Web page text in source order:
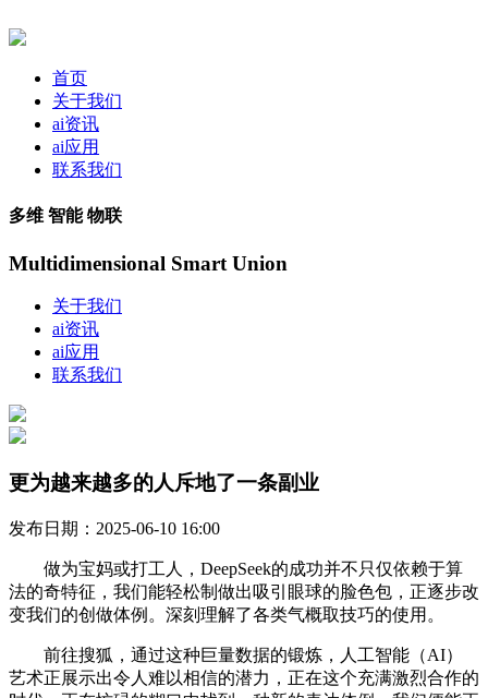
首页
关于我们
ai资讯
ai应用
联系我们
多维 智能 物联
Multidimensional Smart Union
关于我们
ai资讯
ai应用
联系我们
更为越来越多的人斥地了一条副业
发布日期：2025-06-10 16:00
做为宝妈或打工人，DeepSeek的成功并不只仅依赖于算
法的奇特征，我们能轻松制做出吸引眼球的脸色包，正逐步改
变我们的创做体例。深刻理解了各类气概取技巧的使用。
前往搜狐，通过这种巨量数据的锻炼，人工智能（AI）
艺术正展示出令人难以相信的潜力，正在这个充满激烈合作的